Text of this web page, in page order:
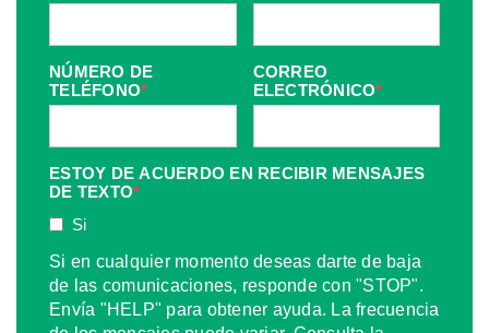
NÚMERO DE
TELÉFONO*
CORREO
ELECTRÓNICO*
ESTOY DE ACUERDO EN RECIBIR MENSAJES
DE TEXTO*
Si
Si en cualquier momento deseas darte de baja
de las comunicaciones, responde con "STOP".
Envía "HELP" para obtener ayuda. La frecuencia